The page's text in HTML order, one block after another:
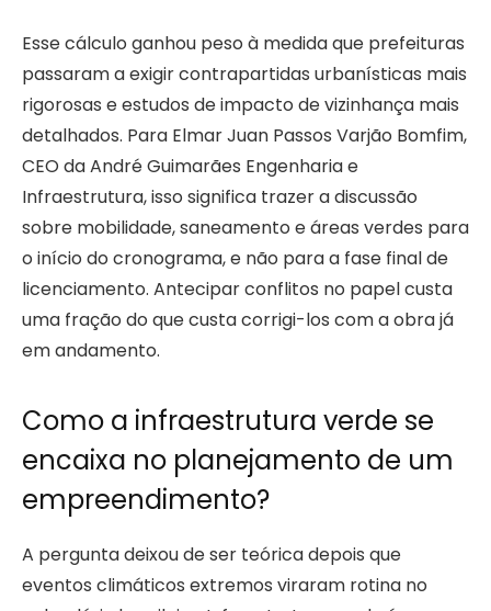
Esse cálculo ganhou peso à medida que prefeituras
passaram a exigir contrapartidas urbanísticas mais
rigorosas e estudos de impacto de vizinhança mais
detalhados. Para Elmar Juan Passos Varjão Bomfim,
CEO da André Guimarães Engenharia e
Infraestrutura, isso significa trazer a discussão
sobre mobilidade, saneamento e áreas verdes para
o início do cronograma, e não para a fase final de
licenciamento. Antecipar conflitos no papel custa
uma fração do que custa corrigi-los com a obra já
em andamento.
Como a infraestrutura verde se
encaixa no planejamento de um
empreendimento?
A pergunta deixou de ser teórica depois que
eventos climáticos extremos viraram rotina no